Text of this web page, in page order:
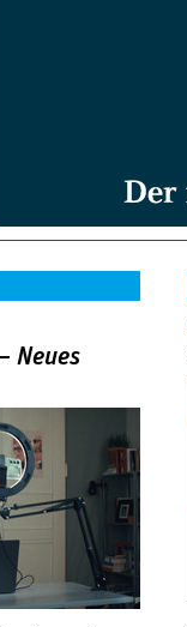
Neues